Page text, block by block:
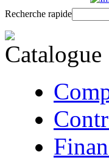
Recherche rapide